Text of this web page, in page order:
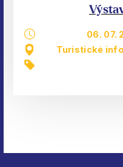
06. 07.
Turistické